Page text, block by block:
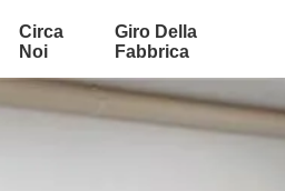
Circa
Noi
Giro Della
Fabbrica